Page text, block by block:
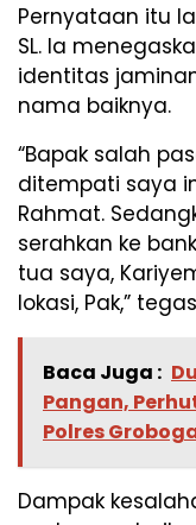
Pernyataan itu
SL. Ia
identitas
nama baiknya.
“Bapak salah
ditempati saya
Rahmat.
serahkan ke
tua saya,
lokasi, Pak,” tegas
Baca Juga :
Pangan,
Polres
Dampak